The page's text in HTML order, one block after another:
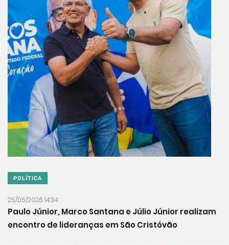
POLÍTICA
25/05/2026 14:34
Paulo Júnior, Marco Santana e Júlio Júnior realizam
encontro de lideranças em São Cristóvão